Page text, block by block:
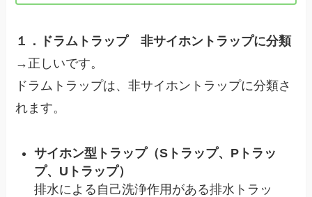
１．ドラムトラップ 非サイホントラップに分類
→正しいです。
ドラムトラップは、非サイホントラップに分類さ
れます。
サイホン型トラップ（Sトラップ、Pトラッ
プ、Uトラップ）
排水による自己洗浄作用がある排水トラッ